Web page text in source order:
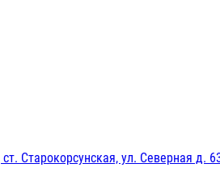
Старокорсунская, ул. Северная д.